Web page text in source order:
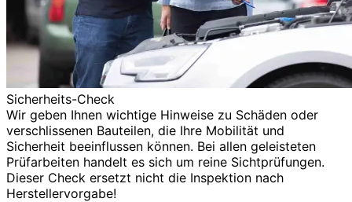
Sicherheits-Check
Wir geben Ihnen wichtige Hinweise zu Schäden oder
verschlissenen Bauteilen, die Ihre Mobilität und
Sicherheit beeinflussen können. Bei allen geleisteten
Prüfarbeiten handelt es sich um reine Sichtprüfungen.
Dieser Check ersetzt nicht die Inspektion nach
Herstellervorgabe!